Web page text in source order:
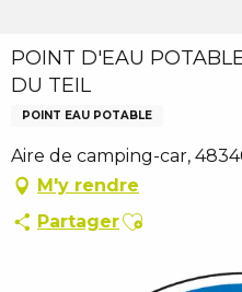
POINT D'EAU
DU TEIL
POINT EAU POTABLE
Aire de camping-car,
M'y rendre
PartagerAjouter aux